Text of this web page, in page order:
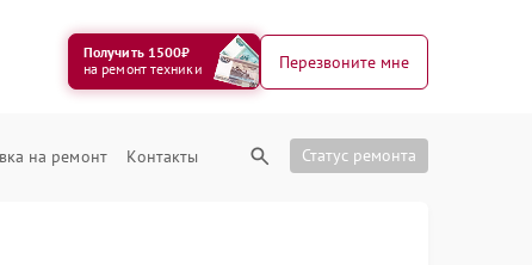
Получить 1500₽
на ремонт техники
Перезвоните мне
на ремонт Контакты Статус ремонта